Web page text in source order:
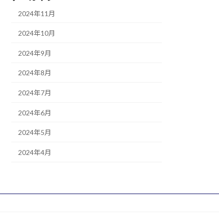
2024年11月
2024年10月
2024年9月
2024年8月
2024年7月
2024年6月
2024年5月
2024年4月